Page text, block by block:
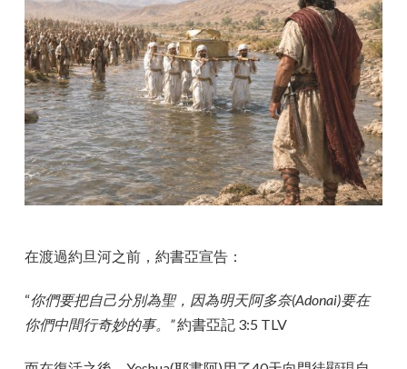
在渡過約旦河之前，約書亞宣告：
“你們要把自己分別為聖，因為明天阿多奈(Adonai)要在
你們中間行奇妙的事。”約書亞記 3:5 TLV